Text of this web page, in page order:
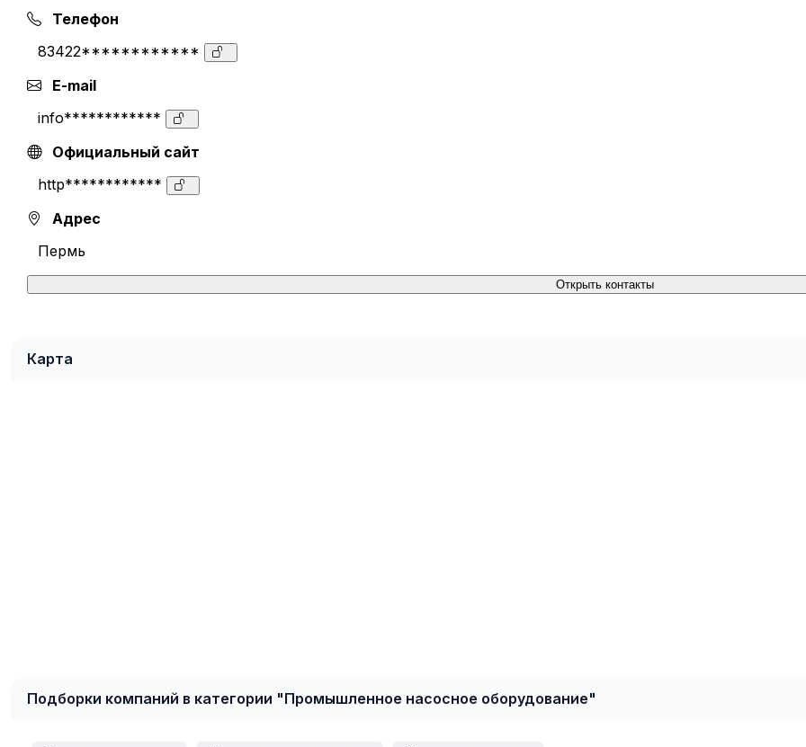
Телефон
83422************
E-mail
info************
Официальный сайт
http************
Адрес
Пермь
Открыть контакты
Карта
Подборки компаний в категории "Промышленное насосное оборудование"